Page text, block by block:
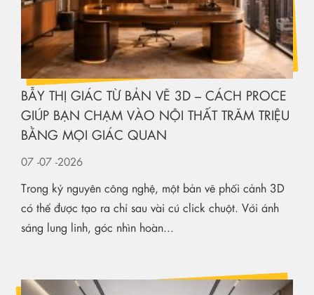
BẪY THỊ GIÁC TỪ BẢN VẼ 3D – CÁCH PROCE
GIÚP BẠN CHẠM VÀO NỘI THẤT TRĂM TRIỆU
BẰNG MỌI GIÁC QUAN
07 -07 -2026
Trong kỷ nguyên công nghệ, một bản vẽ phối cảnh 3D
có thể được tạo ra chỉ sau vài cú click chuột. Với ánh
sáng lung linh, góc nhìn hoàn...